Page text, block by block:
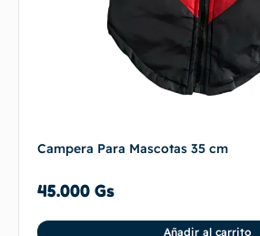
Campera Para Mascotas 35 cm
45.000 Gs
Añadir al carrito